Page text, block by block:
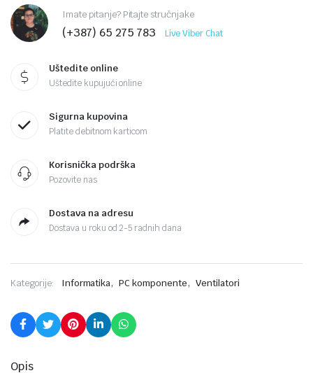
Imate pitanje? Pitajte stručnjake
(+387) 65 275 783 Live Viber Chat
Uštedite online
Uštedite kupujući online
Sigurna kupovina
Platite debitnom karticom
Korisnička podrška
Pozovite nas
Dostava na adresu
Dostava u roku od 2-5 radnih dana
Kategorije: Informatika, PC komponente, Ventilatori
Opis